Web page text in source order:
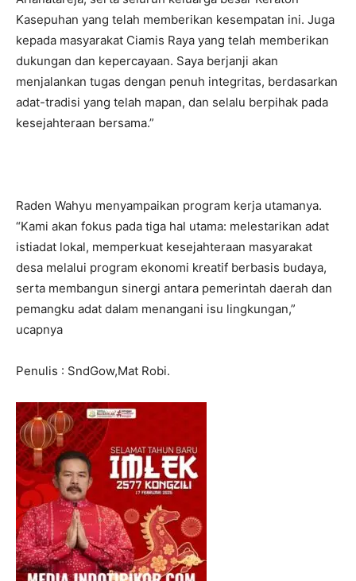
Kasepuhan yang telah memberikan kesempatan ini. Juga
kepada masyarakat Ciamis Raya yang telah memberikan
dukungan dan kepercayaan. Saya berjanji akan
menjalankan tugas dengan penuh integritas, berdasarkan
adat-tradisi yang telah mapan, dan selalu berpihak pada
kesejahteraan bersama.”
‎Raden Wahyu menyampaikan program kerja utamanya.
“Kami akan fokus pada tiga hal utama: melestarikan adat
istiadat lokal, memperkuat kesejahteraan masyarakat
desa melalui program ekonomi kreatif berbasis budaya,
serta membangun sinergi antara pemerintah daerah dan
pemangku adat dalam menangani isu lingkungan,”
ucapnya
Penulis : SndGow,Mat Robi.